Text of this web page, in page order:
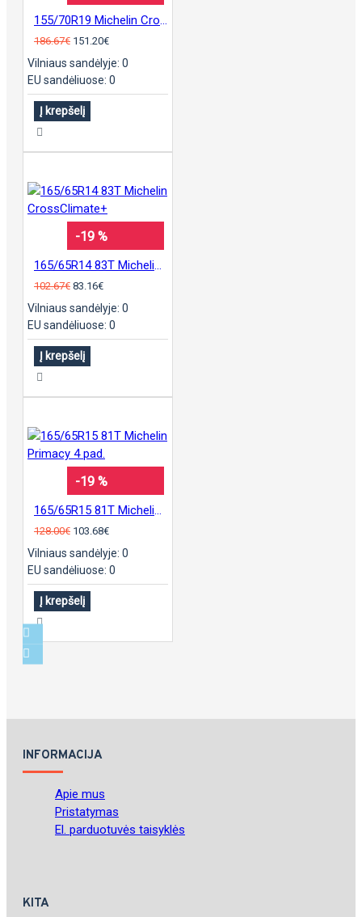
186.67€ 151.20€
Vilniaus sandėlyje: 0
EU sandėliuose: 0
Į krepšelį
-19 %
102.67€ 83.16€
Vilniaus sandėlyje: 0
EU sandėliuose: 0
Į krepšelį
-19 %
128.00€ 103.68€
Vilniaus sandėlyje: 0
EU sandėliuose: 0
Į krepšelį
INFORMACIJA
Apie mus
Pristatymas
El. parduotuvės taisyklės
KITA